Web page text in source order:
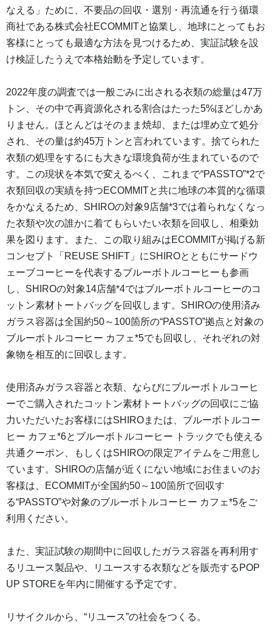
なえる」ために、不要品の回収・選別・再流通を行う循環
商社である株式会社ECOMMITと協業し、地球にとってもお
客様にとっても最適な方法を見つけるため、実証試験を設
け検証したうえで本格始動を予定しています。
2022年度の調査では一般ごみに出される衣類の総量は47万
トン、その中で再資源化される割合はたった5%ほどしかあ
りません。ほとんどはそのまま焼却、または埋め立て処分
され、その量は約45万トンと言われています。捨てられた
衣類の処理をするにも大きな環境負荷が生まれているので
す。この現状を本気で変えるべく、これまで“PASSTO”*2で
衣類回収の実績を持つECOMMITと共に地球の本質的な循環
をかなえるため、SHIROの対象9店舗*3では着られなくなっ
た衣類や次の誰かに着てもらいたい衣類を回収し、相乗効
果を図ります。また、この取り組みはECOMMITが掲げる新
コンセプト「REUSE SHIFT」にSHIROとともにサードウ
ェーブコーヒーを代表するブルーボトルコーヒーも参画
し、SHIROの対象14店舗*4ではブルーボトルコーヒーのコ
ットン素材トートバッグを回収します。SHIROの使用済み
ガラス容器は全国約50～100箇所の“PASSTO”拠点と対象の
ブルーボトルコーヒー カフェ*5でも回収し、それぞれの対
象物を相互的に回収します。
使用済みガラス容器と衣類、ならびにブルーボトルコーヒ
ーでご購入されたコットン素材トートバッグの回収にご協
力いただいたお客様にはSHIROまたは、ブルーボトルコー
ヒー カフェ*6とブルーボトルコーヒー トラックでも使える
共通クーポン、もしくはSHIROの限定アイテムをご用意し
ています。SHIROの店舗が近くにない地域にお住まいのお
客様は、ECOMMITが全国約50～100箇所で回収す
る“PASSTO”や対象のブルーボトルコーヒー カフェ*5をご
利用ください。
また、実証試験の期間中に回収したガラス容器を再利用す
るリユース製品や、リユースする衣類などを販売するPOP
UP STOREを年内に開催する予定です。
リサイクルから、“リユース”の社会をつくる。